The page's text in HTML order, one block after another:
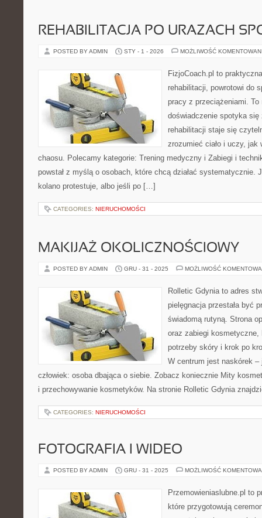
REHABILITACJA PO URAZACH
POSTED BY ADMIN STY - 1 - 2026 MOŻLIWOŚĆ
FizjoCoach.pl to
rehabilitacji, powrotowi do
pracy z przeciążeniami.
doświadczenie spotyka się
rehabilitacji staje się
zrozumieć ciało i uczy,
chaosu. Polecamy kategorie: Trening medyczny i Zabiegi i
powstał z myślą o osobach, które chcą działać systematycznie.
kolano protestuje, albo jeśli po […]
CATEGORIES: NIERUCHOMOŚCI
MAKIJAŻ OKOLICZNOŚCIOWY
POSTED BY ADMIN GRU - 31 - 2025 MOŻLIWOŚĆ
Rolletic Gdynia to adres
pielęgnacja przestała być
świadomą rutyną. Strona
oraz zabiegi kosmetyczne,
potrzeby skóry i krok po
W centrum jest naskórek
człowiek: osoba dbająca o siebie. Zobacz koniecznie Mity
i przechowywanie kosmetyków. Na stronie Rolletic Gdynia
CATEGORIES: NIERUCHOMOŚCI
FOTOGRAFIA I WIDEO
POSTED BY ADMIN GRU - 31 - 2025 MOŻLIWOŚĆ
Przemowieniaslubne.pl to
które przygotowują